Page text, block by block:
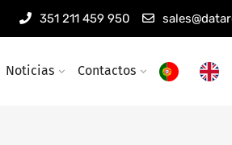
351 211 459 950
Noticias Contactos